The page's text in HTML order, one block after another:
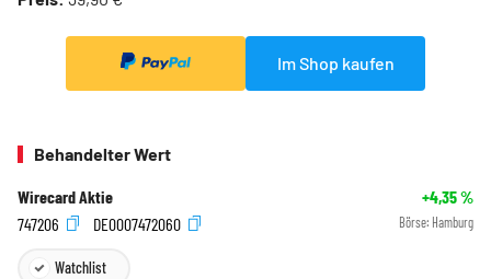
Im Shop kaufen
Behandelter Wert
Wirecard Aktie +4,35%
747206
DE0007472060 Börse: Hamburg
Watchlist